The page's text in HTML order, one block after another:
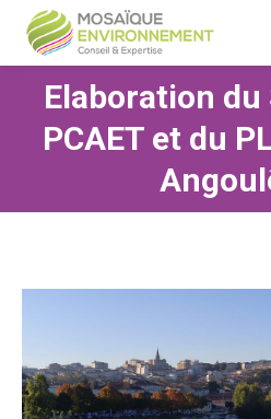
Elaboration du
PCAET et du
Vous